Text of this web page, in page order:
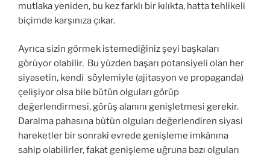
mutlaka yeniden, bu kez farklı bir kılıkta, hatta tehlikeli
biçimde karşınıza çıkar.
Ayrıca sizin görmek istemediğiniz şeyi başkaları
görüyor olabilir. Bu yüzden başarı potansiyeli olan her
siyasetin, kendi söylemiyle (ajitasyon ve propaganda)
çelişiyor olsa bile bütün olguları görüp
değerlendirmesi, görüş alanını genişletmesi gerekir.
Daralma pahasına bütün olguları değerlendiren siyasi
hareketler bir sonraki evrede genişleme imkânına
sahip olabilirler, fakat genişleme uğruna bazı olguları